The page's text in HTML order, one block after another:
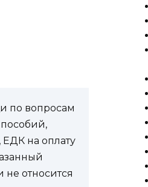
по вопросам
на оплату
относится